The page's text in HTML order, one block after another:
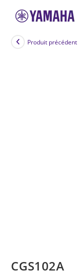
Produit précédent
CGS102A